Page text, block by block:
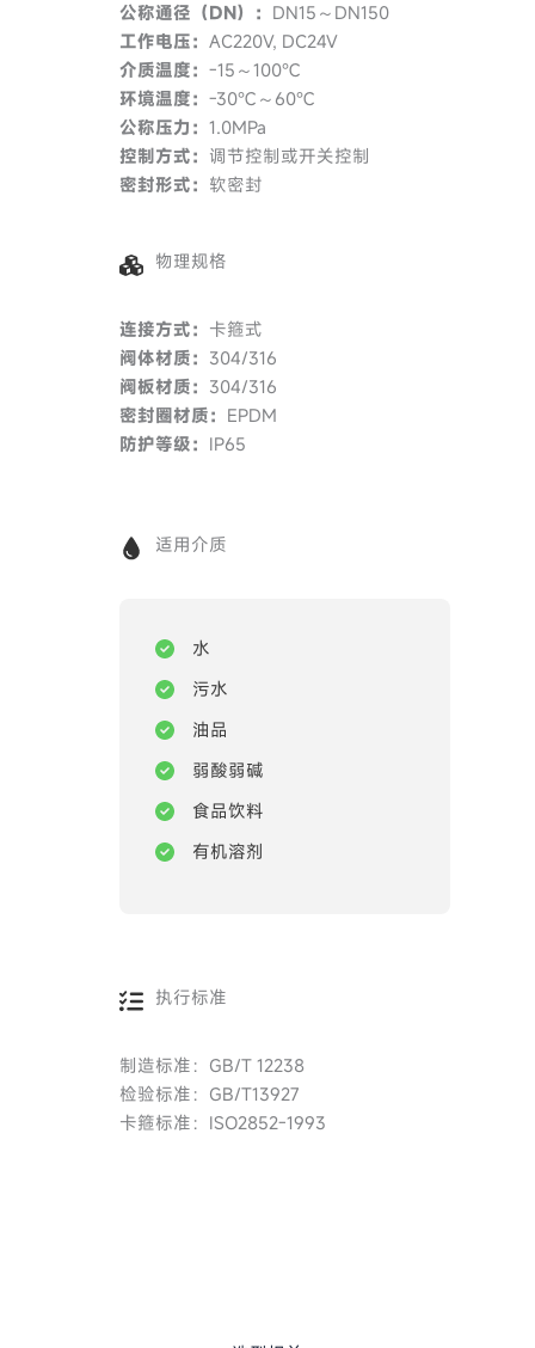
公称通径（DN）： DN15～DN150
工作电压：AC220V, DC24V
介质温度：-15～100℃
环境温度：-30℃～60℃
公称压力：1.0MPa
控制方式： 调节控制或开关控制
密封形式： 软密封
物理规格
连接方式： 卡箍式
阀体材质： 304/316
阀板材质： 304/316
密封圈材质： EPDM
防护等级： IP65
适用介质
水
污水
油品
弱酸弱碱
食品饮料
有机溶剂
执行标准
制造标准：GB/T 12238
检验标准：GB/T13927
卡箍标准：ISO2852-1993